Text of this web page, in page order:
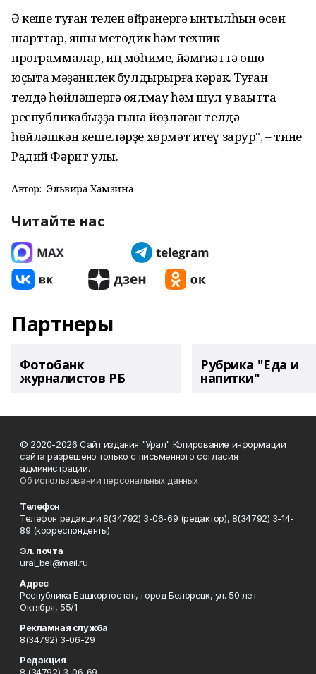
Ә кеше туған телен өйрәнергә ынтылһын өсөн
шарттар, яҡшы методик һәм техник
программалар, иң мөһиме, йәмғиәттә ошо
юҫыҡта мәҙәнилек булдырырға кәрәк. Туған
телдә һөйләшергә оялмау һәм шул уҡ ваҡытта
республикабыҙҙа ғына йөҙләгән телдә
һөйләшкән кешеләрҙе хөрмәт итеү зарур", – тине
Радий Фәрит улы.
Автор: Эльвира Хамзина
Читайте нас
Партнеры
Фотобанк
журналистов РБ
Рубрика "Еда и
напитки"
© 2020-2026 Сайт издания "Урал" Копирование информации
сайта разрешено только с письменного согласия
администрации.
Об использовании персональных данных
Телефон
Телефон редакции:8(34792) 3-06-69 (редактор), 8(34792) 3-14-
89 (корреспонденты)
Эл. почта
ural_bel@mail.ru
Адрес
Республика Башкортостан, город Белорецк, ул. 50 лет
Октября, 55/1
Рекламная служба
8(34792) 3-06-29
Редакция